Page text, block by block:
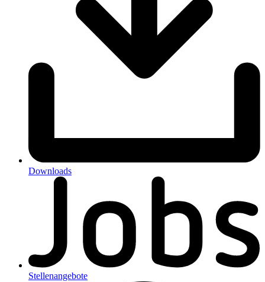
Downloads
Stellenangebote